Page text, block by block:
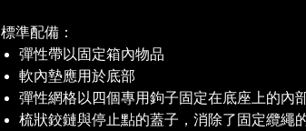
標準配備：
彈性帶以固定箱內物品
軟內墊應用於底部
彈性網格以四個專用鉤子固定在底座上的內
梳狀鉸鏈與停止點的蓋子，消除了固定纜繩